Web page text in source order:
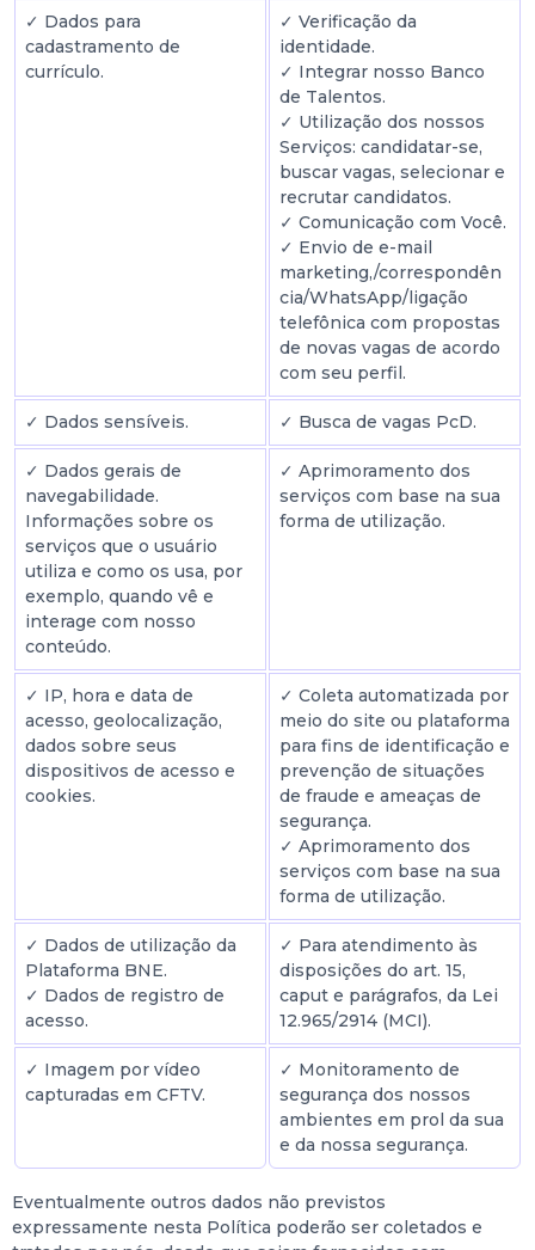
✓ Dados para
cadastramento de
currículo.
✓ Verificação da
identidade.
✓ Integrar nosso Banco
de Talentos.
✓ Utilização dos nossos
Serviços: candidatar-se,
buscar vagas, selecionar e
recrutar candidatos.
✓ Comunicação com Você.
✓ Envio de e-mail
marketing,/correspondên
cia/WhatsApp/ligação
telefônica com propostas
de novas vagas de acordo
com seu perfil.
✓ Dados sensíveis. ✓ Busca de vagas PcD.
✓ Dados gerais de
navegabilidade.
Informações sobre os
serviços que o usuário
utiliza e como os usa, por
exemplo, quando vê e
interage com nosso
conteúdo.
✓ Aprimoramento dos
serviços com base na sua
forma de utilização.
✓ IP, hora e data de
acesso, geolocalização,
dados sobre seus
dispositivos de acesso e
cookies.
✓ Coleta automatizada por
meio do site ou plataforma
para fins de identificação e
prevenção de situações
de fraude e ameaças de
segurança.
✓ Aprimoramento dos
serviços com base na sua
forma de utilização.
✓ Dados de utilização da
Plataforma BNE.
✓ Dados de registro de
acesso.
✓ Para atendimento às
disposições do art. 15,
caput e parágrafos, da Lei
12.965/2914 (MCI).
✓ Imagem por vídeo
capturadas em CFTV.
✓ Monitoramento de
segurança dos nossos
ambientes em prol da sua
e da nossa segurança.
Eventualmente outros dados não previstos
expressamente nesta Política poderão ser coletados e